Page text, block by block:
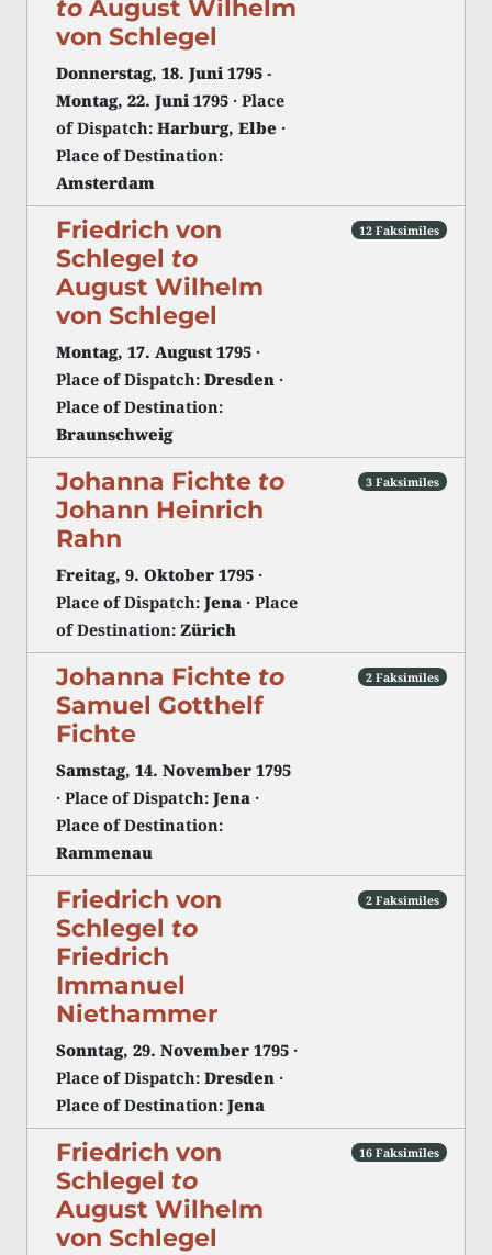
to August Wilhelm
von Schlegel
Donnerstag, 18. Juni 1795 -
Montag, 22. Juni 1795 · Place
of Dispatch: Harburg, Elbe ·
Place of Destination:
Amsterdam
Friedrich von
Schlegel to
August Wilhelm
von Schlegel
Montag, 17. August 1795 ·
Place of Dispatch: Dresden ·
Place of Destination:
Braunschweig
12 Faksimiles
Johanna Fichte to
Johann Heinrich
Rahn
Freitag, 9. Oktober 1795 ·
Place of Dispatch: Jena · Place
of Destination: Zürich
3 Faksimiles
Johanna Fichte to
Samuel Gotthelf
Fichte
Samstag, 14. November 1795
· Place of Dispatch: Jena ·
Place of Destination:
Rammenau
2 Faksimiles
Friedrich von
Schlegel to
Friedrich
Immanuel
Niethammer
Sonntag, 29. November 1795 ·
Place of Dispatch: Dresden ·
Place of Destination: Jena
2 Faksimiles
Friedrich von
Schlegel to
August Wilhelm
von Schlegel
16 Faksimiles